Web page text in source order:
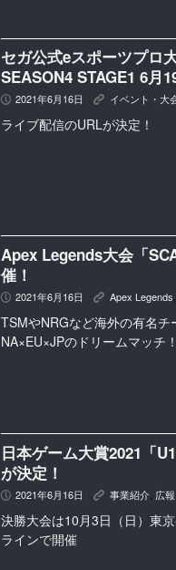
セガ公式eスポーツプロ
SEASON4 STAGE1 6月
P 2021年6月16日 K イベント・大
ライブ配信のURLが決定！
Apex Legends大会「
催！
P 2021年6月16日 K Apex Legends
TSMやNRGなど海外の有名チ
NA×EU×JPのドリームマッチ
日本ゲーム大賞2021「
が決定！
P 2021年6月16日 K 事業紹介 広
決勝大会は10月3日（日）東
ラインで開催